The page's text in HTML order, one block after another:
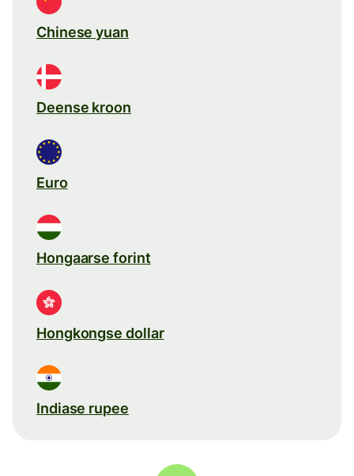
Chinese yuan
Deense kroon
Euro
Hongaarse forint
Hongkongse dollar
Indiase rupee